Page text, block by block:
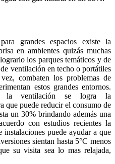
grandes espacios existe la
en ambientes quizás muchas
los parques temáticos y de
ventilación en techo o portátiles
combaten los problemas de
estos grandes entornos.
la ventilación se logra la
que puede reducir el consumo de
un 30% brindando además una
con estudios recientes la
puede ayudar a que
sientan hasta 5°C menos
su visita sea lo mas relajada,